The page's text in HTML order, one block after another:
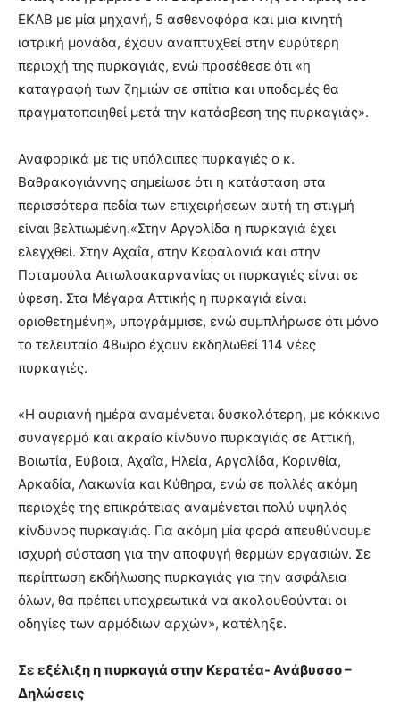
ΕΚΑΒ με μία μηχανή, 5 ασθενοφόρα και μια κινητή
ιατρική μονάδα, έχουν αναπτυχθεί στην ευρύτερη
περιοχή της πυρκαγιάς, ενώ προσέθεσε ότι «η
καταγραφή των ζημιών σε σπίτια και υποδομές θα
πραγματοποιηθεί μετά την κατάσβεση της πυρκαγιάς».
Αναφορικά με τις υπόλοιπες πυρκαγιές ο κ.
Βαθρακογιάννης σημείωσε ότι η κατάσταση στα
περισσότερα πεδία των επιχειρήσεων αυτή τη στιγμή
είναι βελτιωμένη.«Στην Αργολίδα η πυρκαγιά έχει
ελεγχθεί. Στην Αχαΐα, στην Κεφαλονιά και στην
Ποταμούλα Αιτωλοακαρνανίας οι πυρκαγιές είναι σε
ύφεση. Στα Μέγαρα Αττικής η πυρκαγιά είναι
οριοθετημένη», υπογράμμισε, ενώ συμπλήρωσε ότι μόνο
το τελευταίο 48ωρο έχουν εκδηλωθεί 114 νέες
πυρκαγιές.
«Η αυριανή ημέρα αναμένεται δυσκολότερη, με κόκκινο
συναγερμό και ακραίο κίνδυνο πυρκαγιάς σε Αττική,
Βοιωτία, Εύβοια, Αχαΐα, Ηλεία, Αργολίδα, Κορινθία,
Αρκαδία, Λακωνία και Κύθηρα, ενώ σε πολλές ακόμη
περιοχές της επικράτειας αναμένεται πολύ υψηλός
κίνδυνος πυρκαγιάς. Για ακόμη μία φορά απευθύνουμε
ισχυρή σύσταση για την αποφυγή θερμών εργασιών. Σε
περίπτωση εκδήλωσης πυρκαγιάς για την ασφάλεια
όλων, θα πρέπει υποχρεωτικά να ακολουθούνται οι
οδηγίες των αρμόδιων αρχών», κατέληξε.
Σε εξέλιξη η πυρκαγιά στην Κερατέα- Ανάβυσσο –
Δηλώσεις